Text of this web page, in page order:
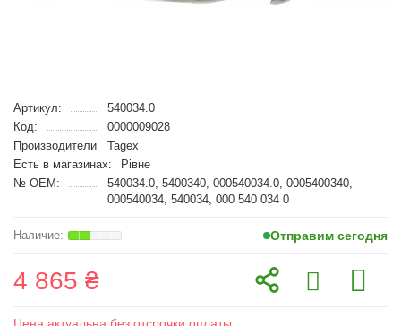
Артикул:
540034.0
Код:
0000009028
Производители
Tagex
Есть в магазинах:
Рівне
№ OEM:
540034.0, 5400340, 000540034.0, 0005400340,
000540034, 540034, 000 540 034 0
Отправим сегодня
4 865 ₴